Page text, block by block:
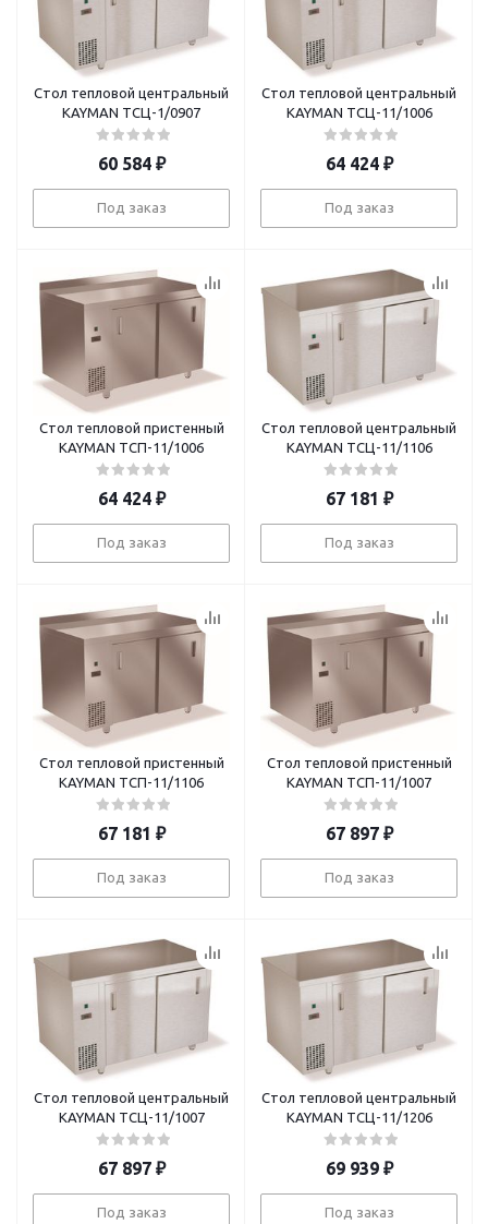
Стол тепловой центральный
KAYMAN ТСЦ-1/0907
60 584₽
Под заказ
Стол тепловой центральный
KAYMAN ТСЦ-11/1006
64 424₽
Под заказ
Стол тепловой пристенный
KAYMAN ТСП-11/1006
64 424₽
Под заказ
Стол тепловой центральный
KAYMAN ТСЦ-11/1106
67 181 ₽
Под заказ
Стол тепловой пристенный
KAYMAN ТСП-11/1106
67 181 ₽
Под заказ
Стол тепловой пристенный
KAYMAN ТСП-11/1007
67 897₽
Под заказ
Стол тепловой центральный
KAYMAN ТСЦ-11/1007
67 897₽
Под заказ
Стол тепловой центральный
KAYMAN ТСЦ-11/1206
69 939₽
Под заказ